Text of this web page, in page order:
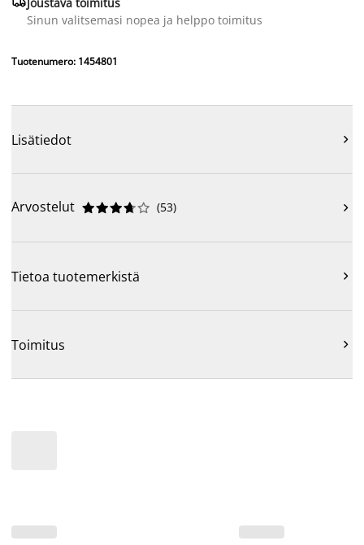
Sinun valitsemasi nopea ja helppo toimitus
Tuotenumero: 1454801
Lisätiedot 
Arvostelut 




 (53) 
Tietoa tuotemerkistä 
Toimitus 